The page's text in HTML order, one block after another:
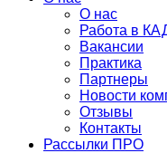
О нас
Работа в
Вакансии
Практика
Партнеры
Новости
Отзывы
Контакты
Рассылки ПРО